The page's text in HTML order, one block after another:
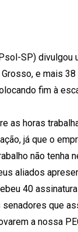
SP)
e mais
fim à
as horas
já que o
não tenha
aliados
40
que
a nossa